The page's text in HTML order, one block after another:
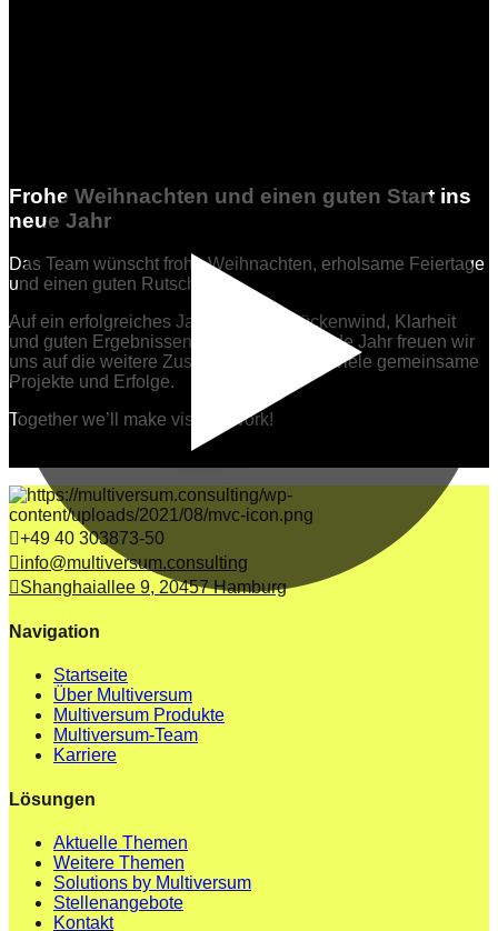
Frohe Weihnachten und einen guten Start ins
neue Jahr
Das Team wünscht frohe Weihnachten, erholsame Feiertage
und einen guten Rutsch.
Auf ein erfolgreiches Jahr 2026 mit Rückenwind, Klarheit
und guten Ergebnissen. Für das kommende Jahr freuen wir
uns auf die weitere Zusammenarbeit und viele gemeinsame
Projekte und Erfolge.
Together we’ll make visions work!
+49 40 303873-50
info@multiversum.consulting
Shanghaiallee 9, 20457 Hamburg
Navigation
Startseite
Über Multiversum
Multiversum Produkte
Multiversum-Team
Karriere
Lösungen
Aktuelle Themen
Weitere Themen
Solutions by Multiversum
Stellenangebote
Kontakt